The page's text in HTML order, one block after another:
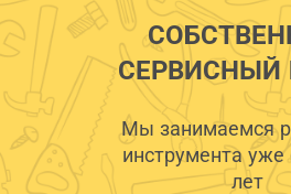
СЕРВИСНЫЙ
Мы занимаемся
инструмента уже
лет